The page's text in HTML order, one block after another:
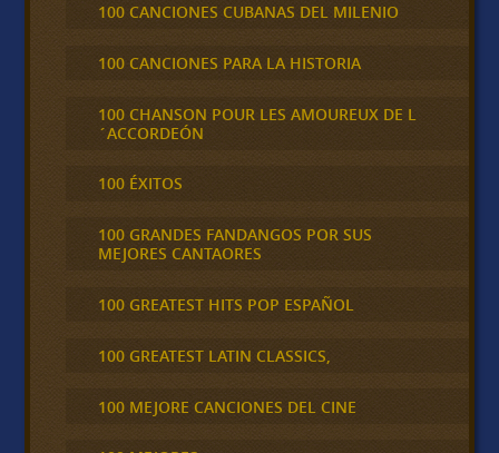
100 CANCIONES CUBANAS DEL MILENIO
100 CANCIONES PARA LA HISTORIA
100 CHANSON POUR LES AMOUREUX DE L
´ACCORDEÓN
100 ÉXITOS
100 GRANDES FANDANGOS POR SUS
MEJORES CANTAORES
100 GREATEST HITS POP ESPAÑOL
100 GREATEST LATIN CLASSICS,
100 MEJORE CANCIONES DEL CINE